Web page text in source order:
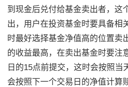
到现金后兑付给基金卖出者，这
出，用户在投资基金时要具备相
时最好选择基金净值高的位置卖
的收益最高，在卖出基金时要注
日的15点前提交，这时会按照当
会按照下一个交易日的净值计算